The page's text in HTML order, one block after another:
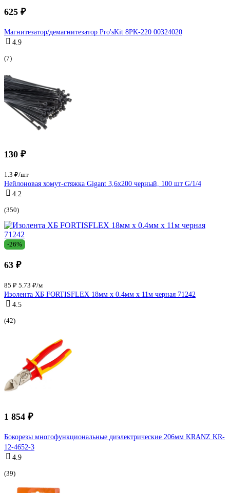
625 ₽
Магнитезатор/демагнитезатор Pro'sKit 8PK-220 00324020
4.9
(7)
130 ₽
1.3 ₽/шт
Нейлоновая хомут-стяжка Gigant 3,6х200 черный, 100 шт G/1/4
4.2
(350)
-26%
63 ₽
85 ₽ 5.73 ₽/м
Изолента ХБ FORTISFLEX 18мм х 0.4мм х 11м черная 71242
4.5
(42)
1 854 ₽
Бокорезы многофункциональные диэлектрические 206мм KRANZ KR-
12-4652-3
4.9
(39)